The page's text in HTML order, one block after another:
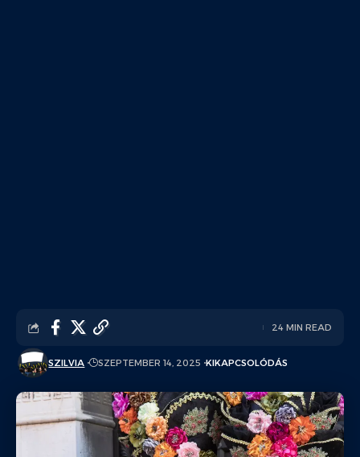
SZILVIA SZEPTEMBER 14, 2025 KIKAPCSOLÓDÁS
24 MIN READ